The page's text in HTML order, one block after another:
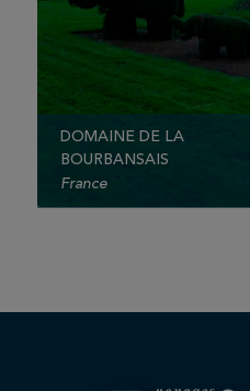
DOMAINE DE LA
BOURBANSAIS
France